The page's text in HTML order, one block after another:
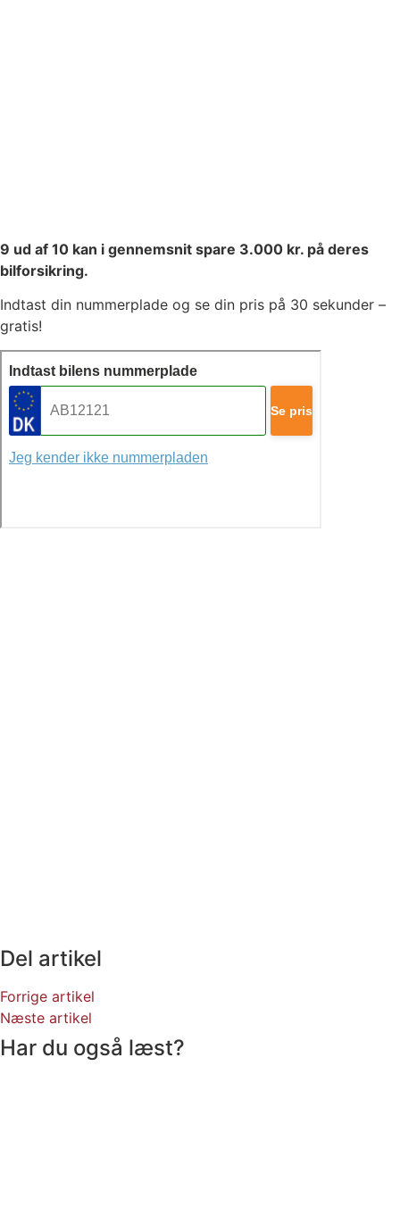
9 ud af 10 kan i gennemsnit spare 3.000 kr. på deres
bilforsikring.
Indtast din nummerplade og se din pris på 30 sekunder –
gratis!
Del artikel
Forrige artikel
Næste artikel
Har du også læst?